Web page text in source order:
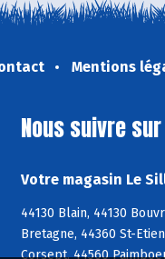
Mentions
Nous suivre sur
Votre magasin Le
44130 Blain, 44130
Bretagne, 44360 St-
Corsept, 44560